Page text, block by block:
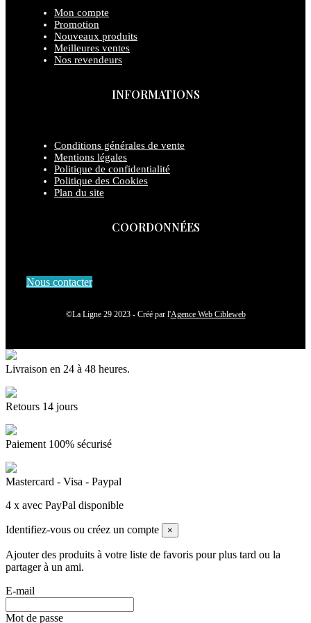
Mon compte
Promotion
Nouveaux produits
Meilleures ventes
Nos revendeurs
INFORMATIONS
Conditions générales de vente
Mentions légales
Politique de confidentialité
Politique des Cookies
Plan du site
COORDONNÉES
Nous contacter
©La Ligne 29 2023 - Créé par l'Agence Web Cibleweb
Livraison en 24 à 48 heures.
Retours 14 jours
Paiement 100% sécurisé
Mastercard - Visa - Paypal
4 x avec PayPal disponible
Identifiez-vous ou créez un compte ×
Ajouter des produits à votre liste de favoris pour plus tard ou la
partager à un ami.
E-mail
Mot de passe